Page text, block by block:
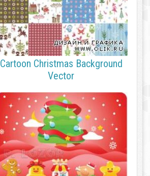
Cartoon Christmas Background
Vector